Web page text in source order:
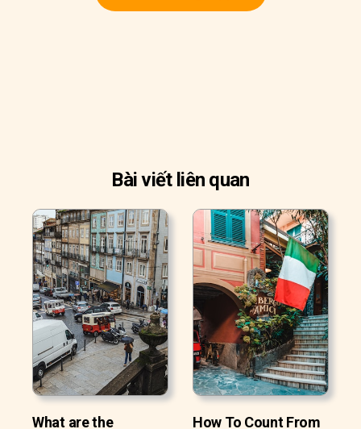
Bài viết liên quan
What are the
How To Count From